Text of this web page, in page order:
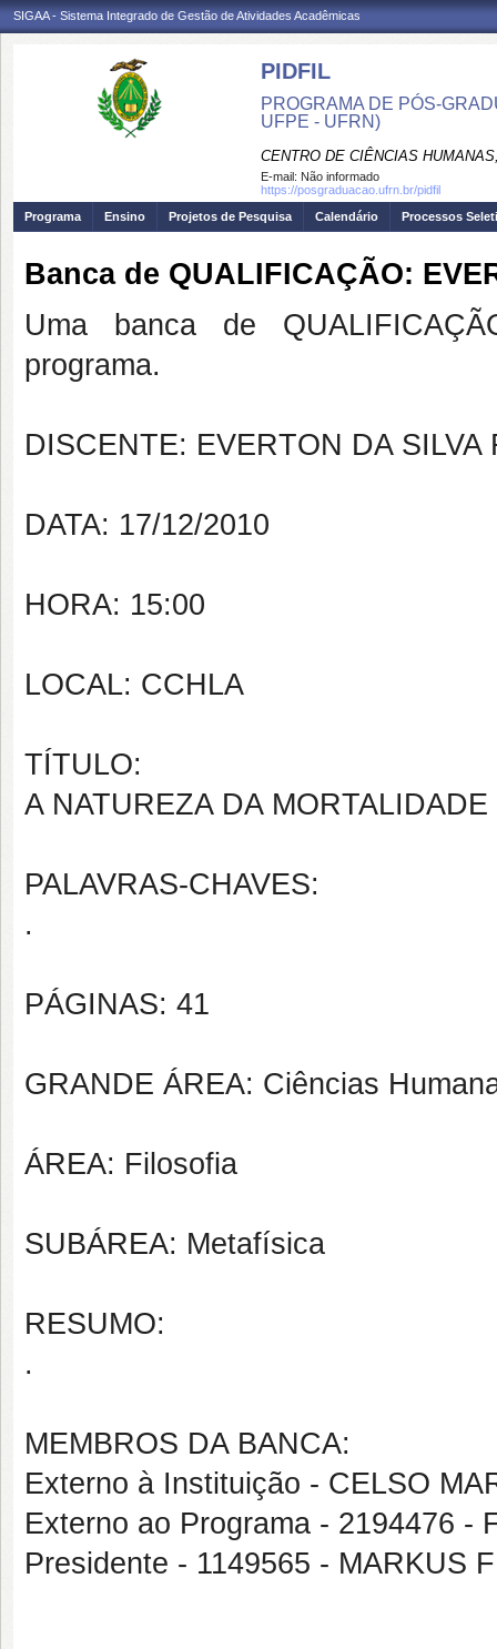
SIGAA - Sistema Integrado de Gestão de Atividades Acadêmicas
PIDFIL
PROGRAMA DE PÓS-
UFPE - UFRN)
CENTRO DE CIÊNCIAS
E-mail: Não informado
https://posgraduacao.ufrn.br/pidfil
Programa
Ensino Projetos de Pesquisa Calendário Processos
Banca de QUALIFICAÇÃO:
Uma banca de
programa.
DISCENTE: EVERTON DA SILVA
DATA: 17/12/2010
HORA: 15:00
LOCAL: CCHLA
TÍTULO:
A NATUREZA DA
PALAVRAS-CHAVES:
.
PÁGINAS: 41
GRANDE ÁREA: Ciências
ÁREA: Filosofia
SUBÁREA: Metafísica
RESUMO:
.
MEMBROS DA BANCA:
Externo à Instituição - CELSO
Externo ao Programa - 2194476 -
Presidente - 1149565 - MARKUS